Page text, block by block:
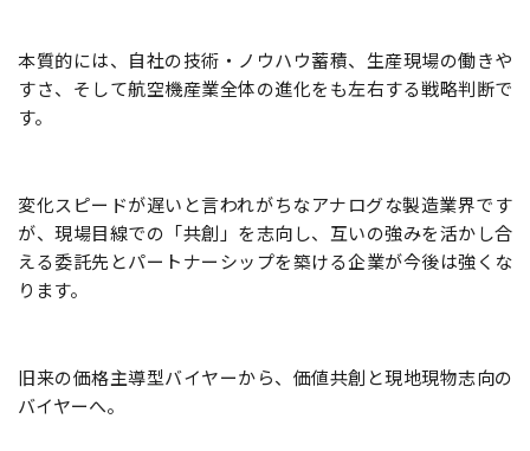
本質的には、自社の技術・ノウハウ蓄積、生産現場の働きや
すさ、そして航空機産業全体の進化をも左右する戦略判断で
す。
変化スピードが遅いと言われがちなアナログな製造業界です
が、現場目線での「共創」を志向し、互いの強みを活かし合
える委託先とパートナーシップを築ける企業が今後は強くな
ります。
旧来の価格主導型バイヤーから、価値共創と現地現物志向の
バイヤーへ。